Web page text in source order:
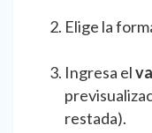
Elige la
Ingresa el
restada).